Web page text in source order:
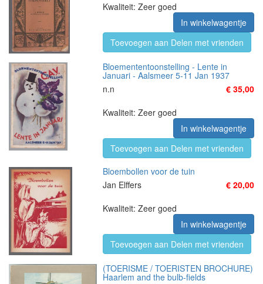
Kwaliteit: Zeer goed
In winkelwagentje
Toevoegen aan Delen met vrienden
Bloemententoonstelling - Lente in
Januari - Aalsmeer 5-11 Jan 1937
n.n
€ 35,00
Kwaliteit: Zeer goed
In winkelwagentje
Toevoegen aan Delen met vrienden
Bloembollen voor de tuin
Jan Elffers
€ 20,00
Kwaliteit: Zeer goed
In winkelwagentje
Toevoegen aan Delen met vrienden
(TOERISME / TOERISTEN BROCHURE)
Haarlem and the bulb-fields